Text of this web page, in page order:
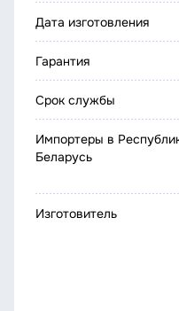
Дата изготовления
Гарантия
Срок службы
Импортеры в
Беларусь
Изготовитель